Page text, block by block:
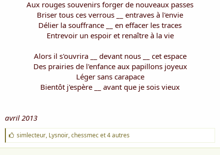
Aux rouges souvenirs forger de nouveaux passes
Briser tous ces verrous __ entraves à l'envie
Délier la souffrance __ en effacer les traces
Entrevoir un espoir et renaître à la vie
Alors il s'ouvrira __ devant nous __ cet espace
Des prairies de l'enfance aux papillons joyeux
Léger sans carapace
Bientôt j'espère __ avant que je sois vieux
avril 2013
J
'
a
simlecteur, Lysnoir,chessmecet 4 autres